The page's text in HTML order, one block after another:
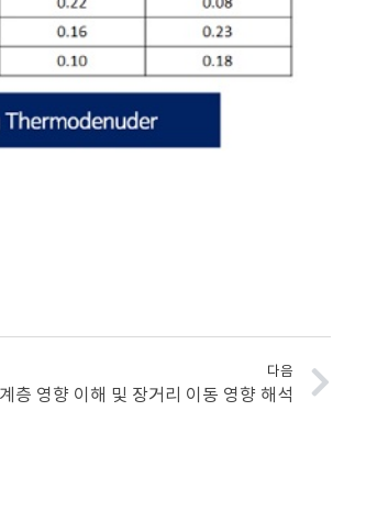
다음
층 영향 이해 및 장거리 이동 영향 해석